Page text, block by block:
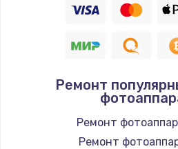
Ремонт
Ремонт
Ремонт